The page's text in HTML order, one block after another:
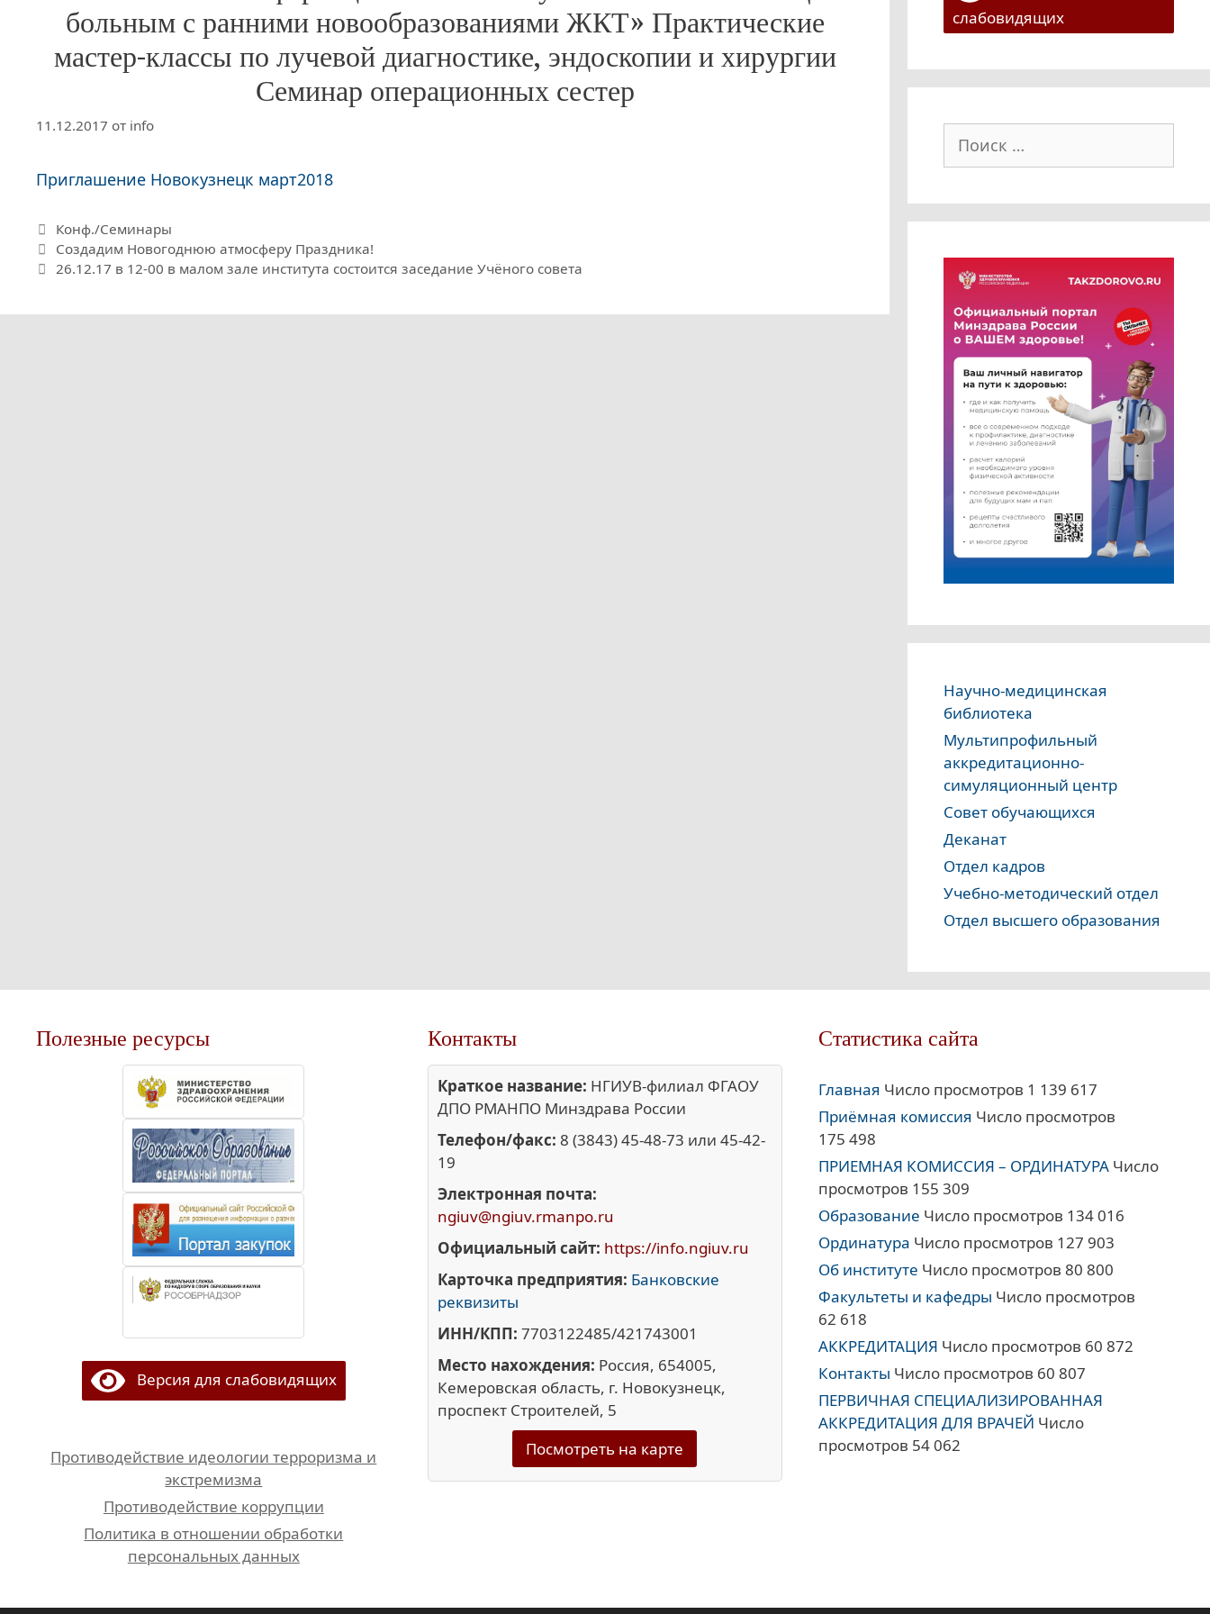
больным с ранними новообразованиями ЖКТ» Практические
мастер-классы по лучевой диагностике, эндоскопии и хирургии
Семинар операционных сестер
11.12.2017 от info
Приглашение Новокузнецк март2018
Рубрики
Конф./Семинары
Создадим Новогоднюю атмосферу Праздника!
26.12.17 в 12-00 в малом зале института состоится заседание Учёного совета
слабовидящих
Научно-медицинская
библиотека
Мультипрофильный
аккредитационно-
симуляционный центр
Совет обучающихся
Деканат
Отдел кадров
Учебно-методический отдел
Отдел высшего образования
Полезные ресурсы
Версия для слабовидящих
Противодействие идеологии терроризма и
экстремизма
Противодействие коррупции
Политика в отношении обработки
персональных данных
Контакты
Краткое название: НГИУВ-филиал ФГАОУ
ДПО РМАНПО Минздрава России
Телефон/факс: 8 (3843) 45-48-73 или 45-42-
19
Электронная почта:
ngiuv@ngiuv.rmanpo.ru
Официальный сайт: https://info.ngiuv.ru
Карточка предприятия: Банковские
реквизиты
ИНН/КПП: 7703122485/421743001
Место нахождения: Россия, 654005,
Кемеровская область, г. Новокузнецк,
проспект Строителей, 5
Посмотреть на карте
Статистика сайта
Главная Число просмотров 1 139 617
Приёмная комиссия Число просмотров
175 498
ПРИЕМНАЯ КОМИССИЯ – ОРДИНАТУРА Число
просмотров 155 309
Образование Число просмотров 134 016
Ординатура Число просмотров 127 903
Об институте Число просмотров 80 800
Факультеты и кафедры Число просмотров
62 618
АККРЕДИТАЦИЯ Число просмотров 60 872
Контакты Число просмотров 60 807
ПЕРВИЧНАЯ СПЕЦИАЛИЗИРОВАННАЯ
АККРЕДИТАЦИЯ ДЛЯ ВРАЧЕЙ Число
просмотров 54 062